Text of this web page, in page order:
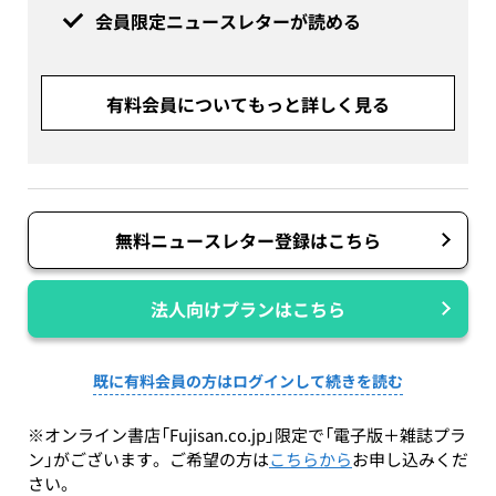
会員限定ニュースレターが読める
有料会員についてもっと詳しく見る
無料ニュースレター登録はこちら
法人向けプランはこちら
既に有料会員の方はログインして続きを読む
※オンライン書店「Fujisan.co.jp」限定で「電子版＋雑誌プラ
ン」がございます。ご希望の方はこちらからお申し込みくだ
さい。